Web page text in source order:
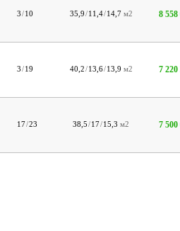
3/10 35,9/ 11,4/ 14,7 м2 8 558
3/19 40,2/ 13,6/ 13,9 м2 7 220
17/23 38,5/17/15,3 м2 7 500